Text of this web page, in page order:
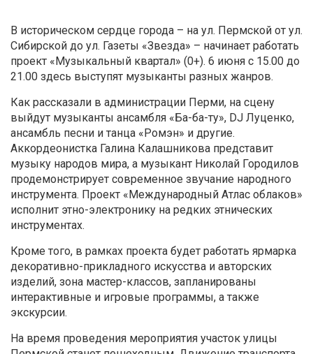
В историческом сердце города – на ул. Пермской от ул.
Сибирской до ул. Газеты «Звезда» – начинает работать
проект «Музыкальный квартал» (0+). 6 июня с 15.00 до
21.00 здесь выступят музыканты разных жанров.
Как рассказали в администрации Перми, на сцену
выйдут музыканты ансамбля «Ба-ба-ту», DJ Луценко,
ансамбль песни и танца «Ромэн» и другие.
Аккордеонистка Галина Калашникова представит
музыку народов мира, а музыкант Николай Городилов
продемонстрирует современное звучание народного
инструмента. Проект «Международный Атлас облаков»
исполнит этно-электронику на редких этнических
инструментах.
Кроме того, в рамках проекта будет работать ярмарка
декоративно-прикладного искусства и авторских
изделий, зона мастер-классов, запланированы
интерактивные и игровые программы, а также
экскурсии.
На время проведения мероприятия участок улицы